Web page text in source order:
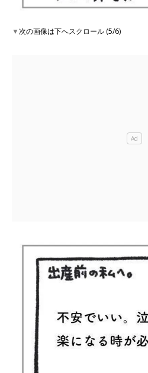
▼次の画像は下へスクロール (5/6)